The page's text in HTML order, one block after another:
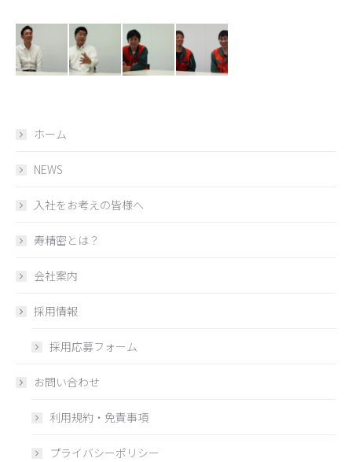
ホーム
NEWS
入社をお考えの皆様へ
寿精密とは？
会社案内
採用情報
採用応募フォーム
お問い合わせ
利用規約・免責事項
プライバシーポリシー